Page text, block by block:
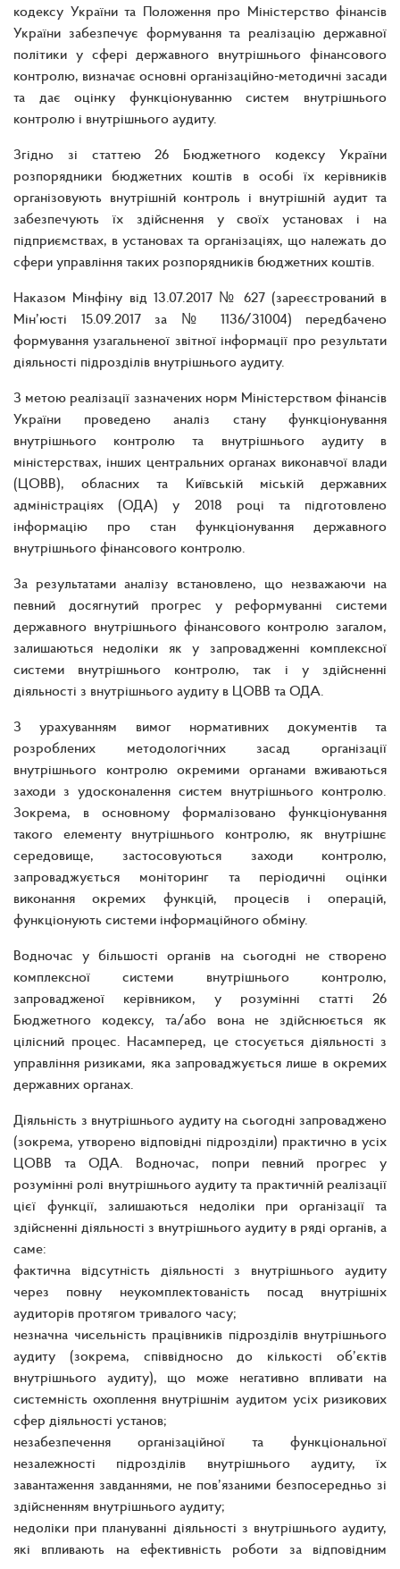
кодексу України та Положення про Міністерство фінансів
України забезпечує формування та реалізацію державної
політики у сфері державного внутрішнього фінансового
контролю, визначає основні організаційно-методичні засади
та дає оцінку функціонуванню систем внутрішнього
контролю і внутрішнього аудиту.
Згідно зі статтею 26 Бюджетного кодексу України
розпорядники бюджетних коштів в особі їх керівників
організовують внутрішній контроль і внутрішній аудит та
забезпечують їх здійснення у своїх установах і на
підприємствах, в установах та організаціях, що належать до
сфери управління таких розпорядників бюджетних коштів.
Наказом Мінфіну від 13.07.2017 № 627 (зареєстрований в
Мін’юсті 15.09.2017 за № 1136/31004) передбачено
формування узагальненої звітної інформації про результати
діяльності підрозділів внутрішнього аудиту.
З метою реалізації зазначених норм Міністерством фінансів
України проведено аналіз стану функціонування
внутрішнього контролю та внутрішнього аудиту в
міністерствах, інших центральних органах виконавчої влади
(ЦОВВ), обласних та Київській міській державних
адміністраціях (ОДА) у 2018 році та підготовлено
інформацію про стан функціонування державного
внутрішнього фінансового контролю.
За результатами аналізу встановлено, що незважаючи на
певний досягнутий прогрес у реформуванні системи
державного внутрішнього фінансового контролю загалом,
залишаються недоліки як у запровадженні комплексної
системи внутрішнього контролю, так і у здійсненні
діяльності з внутрішнього аудиту в ЦОВВ та ОДА.
З урахуванням вимог нормативних документів та
розроблених методологічних засад організації
внутрішнього контролю окремими органами вживаються
заходи з удосконалення систем внутрішнього контролю.
Зокрема, в основному формалізовано функціонування
такого елементу внутрішнього контролю, як внутрішнє
середовище, застосовуються заходи контролю,
запроваджується моніторинг та періодичні оцінки
виконання окремих функцій, процесів і операцій,
функціонують системи інформаційного обміну.
Водночас у більшості органів на сьогодні не створено
комплексної системи внутрішнього контролю,
запровадженої керівником, у розумінні статті 26
Бюджетного кодексу, та/або вона не здійснюється як
цілісний процес. Насамперед, це стосується діяльності з
управління ризиками, яка запроваджується лише в окремих
державних органах.
Діяльність з внутрішнього аудиту на сьогодні запроваджено
(зокрема, утворено відповідні підрозділи) практично в усіх
ЦОВВ та ОДА. Водночас, попри певний прогрес у
розумінні ролі внутрішнього аудиту та практичній реалізації
цієї функції, залишаються недоліки при організації та
здійсненні діяльності з внутрішнього аудиту в ряді органів, а
саме:
фактична відсутність діяльності з внутрішнього аудиту
через повну неукомплектованість посад внутрішніх
аудиторів протягом тривалого часу;
незначна чисельність працівників підрозділів внутрішнього
аудиту (зокрема, співвідносно до кількості об’єктів
внутрішнього аудиту), що може негативно впливати на
системність охоплення внутрішнім аудитом усіх ризикових
сфер діяльності установ;
незабезпечення організаційної та функціональної
незалежності підрозділів внутрішнього аудиту, їх
завантаження завданнями, не пов’язаними безпосередньо зі
здійсненням внутрішнього аудиту;
недоліки при плануванні діяльності з внутрішнього аудиту,
які впливають на ефективність роботи за відповідним